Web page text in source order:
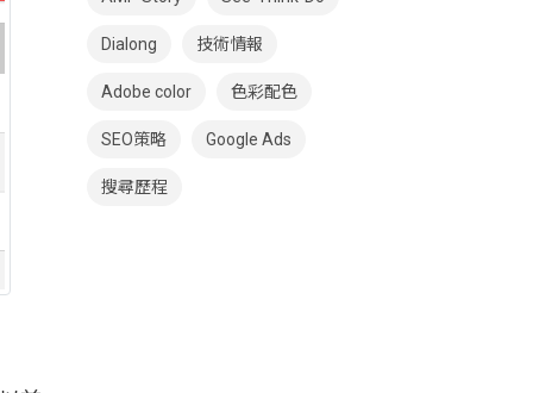
Dialong 技術情報
Adobe color 色彩配色
SEO策略 Google Ads
搜尋歷程